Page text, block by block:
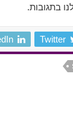
בתגובות.
Twitter